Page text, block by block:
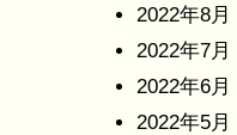
2022年8月
2022年7月
2022年6月
2022年5月